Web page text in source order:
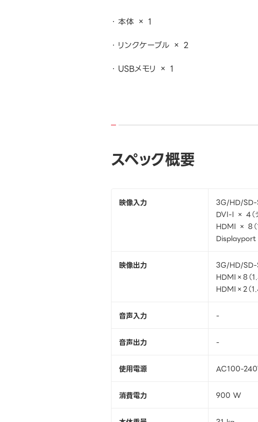
本体 × 1
リンクケーブル × 2
USBメモリ × 1
スペック概要
映像入力
3G/HD/SD-
DVI-I × 4（
HDMI × 8（
Displayport
映像出力
3G/HD/SD-
HDMI×8（
HDMI×2（
音声入力 -
音声出力 -
使用電源 AC100-
消費電力 900 W